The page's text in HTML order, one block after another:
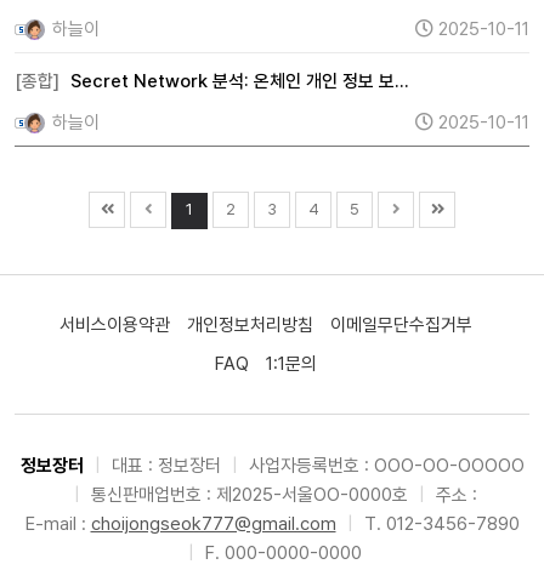
하늘이
2025-10-11
[종합]
Secret Network 분석: 온체인 개인 정보 보…
하늘이
2025-10-11
1 2 3 4 5
서비스이용약관 개인정보처리방침
이메일무단수집거부
FAQ
1:1문의
정보장터 대표 : 정보장터
사업자등록번호 : OOO-OO-OOOOO
통신판매업번호 : 제2025-서울OO-0000호
주소 :
E-mail : choijongseok777@gmail.com
T. 012-3456-7890
F. 000-0000-0000